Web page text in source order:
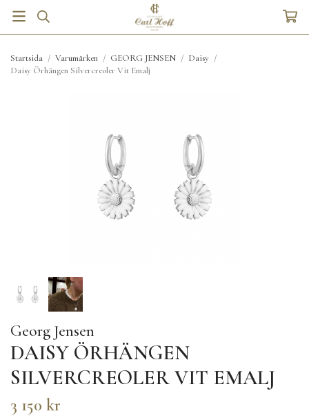
Startsida / Varumärken / GEORG JENSEN / Daisy /
Daisy Örhängen Silvercreoler Vit Emalj
Georg Jensen
DAISY ÖRHÄNGEN
SILVERCREOLER VIT EMALJ
3 150 kr